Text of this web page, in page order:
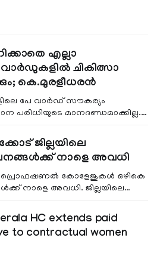
എല്ലാ
ചികിത്സാ
കെ.മുരളീധരൻ
പേ വാർഡ് സൗകര്യം
പരിധിയുടെ മാനദണ്ഡമാക്കില്ല.
എല്ലാ രോഗികൾക്കും പേ വാർഡു
ജില്ലയിലെ
നാളെ അവധി
പ്രൊഫഷണൽ കോളേജുകൾ ഒഴികെ
നാളെ അവധി. ജില്ലയിലെ
മറ്റും ശക്തമായ മഴയു
HC extends paid
to contractual women